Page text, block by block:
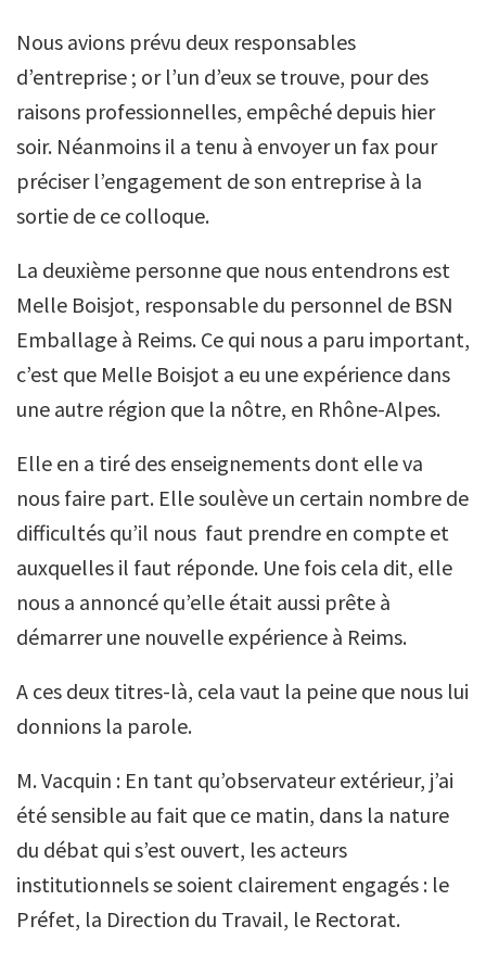
Nous avions prévu deux responsables
d’entreprise ; or l’un d’eux se trouve, pour des
raisons professionnelles, empêché depuis hier
soir. Néanmoins il a tenu à envoyer un fax pour
préciser l’engagement de son entreprise à la
sortie de ce colloque.
La deuxième personne que nous entendrons est
Melle Boisjot, responsable du personnel de BSN
Emballage à Reims. Ce qui nous a paru important,
c’est que Melle Boisjot a eu une expérience dans
une autre région que la nôtre, en Rhône-Alpes.
Elle en a tiré des enseignements dont elle va
nous faire part. Elle soulève un certain nombre de
difficultés qu’il nous faut prendre en compte et
auxquelles il faut réponde. Une fois cela dit, elle
nous a annoncé qu’elle était aussi prête à
démarrer une nouvelle expérience à Reims.
A ces deux titres-là, cela vaut la peine que nous lui
donnions la parole.
M. Vacquin : En tant qu’observateur extérieur, j’ai
été sensible au fait que ce matin, dans la nature
du débat qui s’est ouvert, les acteurs
institutionnels se soient clairement engagés : le
Préfet, la Direction du Travail, le Rectorat.